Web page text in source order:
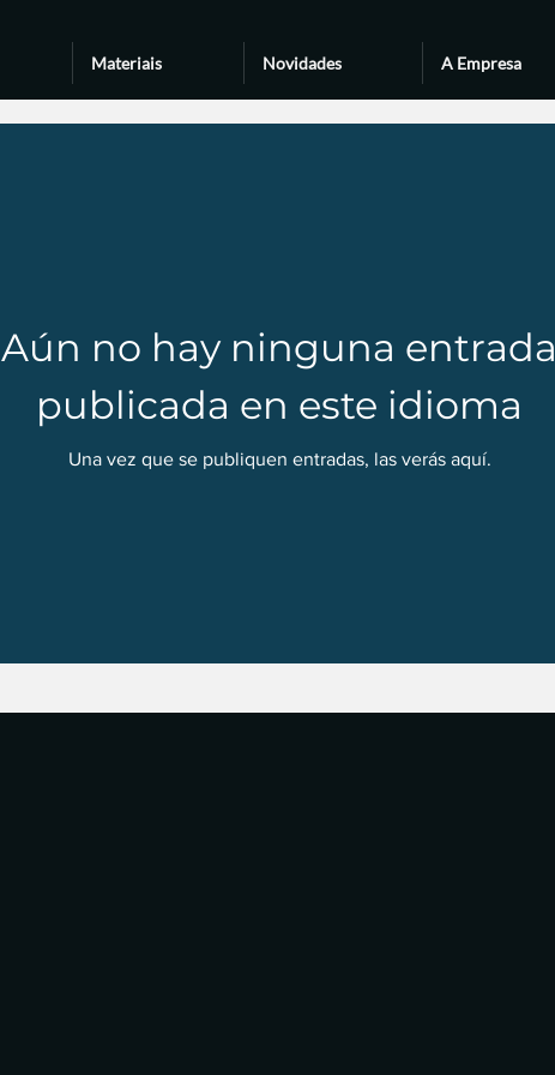
Materiais Novidades A Empresa
Aún no hay ninguna entrada
publicada en este idioma
Una vez que se publiquen entradas, las verás aquí.